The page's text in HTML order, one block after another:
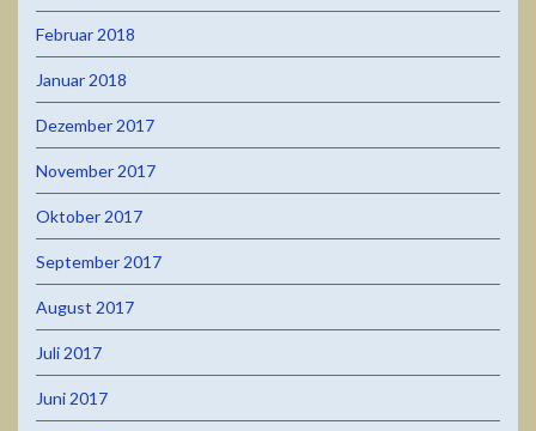
Februar 2018
Januar 2018
Dezember 2017
November 2017
Oktober 2017
September 2017
August 2017
Juli 2017
Juni 2017